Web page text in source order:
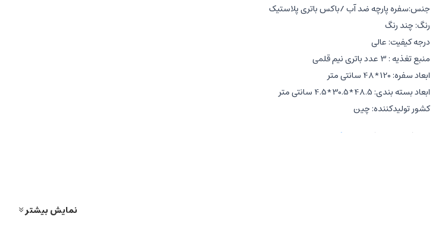
جنس:سفره پارچه ضد آب /باکس باتری پلاستیک
رنگ: چند رنگ
درجه کیفیت: عالی
منبع تغذیه : 3 عدد باتری نیم قلمی
ابعاد سفره: 120*48 سانتی متر
ابعاد بسته بندی: 48.5*30.5*4.5 سانتی متر
کشور تولیدکننده: چین
مشخصات سفره موزیکال
نمایش بیشتر